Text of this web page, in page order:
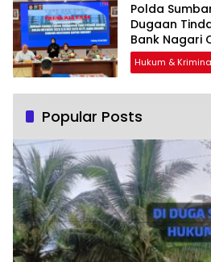
Polda
Dugaan
Bank Nagari
Capem
Tersangka
Hukum &
Popular Posts